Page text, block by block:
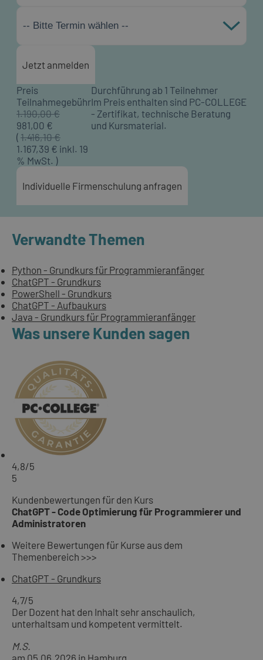
-- Bitte Termin wählen --
Jetzt anmelden
Preis
Teilnahmegebühr
1.190,00 €
981,00 €
( 1.416,10 €
1.167,39 € inkl. 19
% MwSt. )
Durchführung ab 1 Teilnehmer
Im Preis enthalten sind PC-COLLEGE
- Zertifikat, technische Beratung
und Kursmaterial.
Individuelle Firmenschulung anfragen
Verwandte Themen
Python - Grundkurs für Programmieranfänger
ChatGPT - Grundkurs
PowerShell - Grundkurs
ChatGPT - Aufbaukurs
Java - Grundkurs für Programmieranfänger
Was unsere Kunden sagen
4,8/5
5
Kundenbewertungen für den Kurs
ChatGPT - Code Optimierung für Programmierer und
Administratoren
Weitere Bewertungen für Kurse aus dem
Themenbereich >>>
ChatGPT - Grundkurs
4,7/5
Der Dozent hat den Inhalt sehr anschaulich,
unterhaltsam und kompetent vermittelt.
M.S.
am 05.06.2026 in Hamburg